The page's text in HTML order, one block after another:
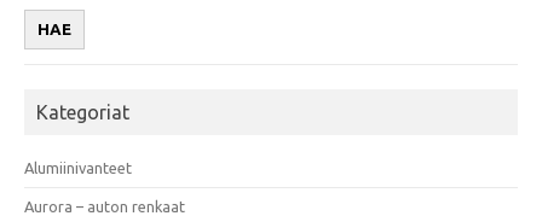
HAE
Kategoriat
Alumiinivanteet
Aurora – auton renkaat